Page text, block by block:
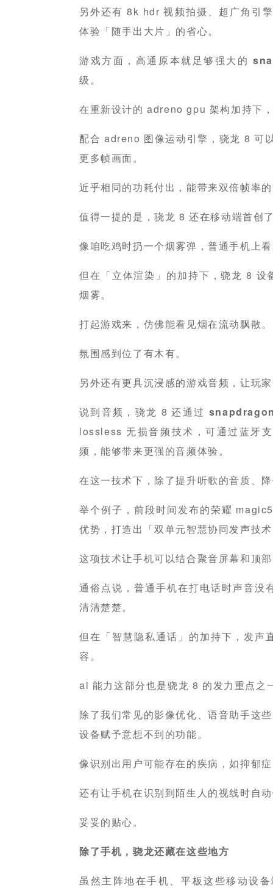
另外还有 8k hdr 视频拍摄、超广角引
体验「随手出大片」的省心。
游戏方面，高通原本就足够强大的
级。
在重新设计的 adreno gpu 架构加持下
配合 adreno 图像运动引擎，骁龙 8 可
更多帧画面。
近乎相同的功耗付出，能带来双倍帧率
值得一提的是，骁龙 8 还在移动端首创
像咱吃鸡时扔一个烟雾弹，普通手机上
但在「立体渲染」的加持下，骁龙 8
烟雾。
打起游戏来，仿佛能看见烟在流动飘散。
氛围感到位了有木有。
另外还有更具沉浸感的游戏音频，让玩
说到音频，骁龙 8 还通过
lossless 无损音频技术，可通过蓝牙
频，能够带来更强的音频体验。
在这一技术下，除了提升听歌的音质、
举个例子，前段时间发布的荣耀
优势，打造出「双单元智慧协同发声技
这项技术让手机可以结合聚音屏幕和顶
通俗点说，普通手机在打电话时声音没
清清楚楚。
但在「智慧隐私通话」的加持下，发声
容。
ai 能力这部分也是骁龙 8 的发力重点之
除了我们常见的影像优化、语音助手这
设备赋予意想不到的功能。
像识别出用户可能存在的疾病，如抑郁
还有让手机在识别到陌生人的视线时自
妥妥的贴心。
除了手机，骁龙还藏在这些地方
虽然主阵地在手机、平板这些移动设